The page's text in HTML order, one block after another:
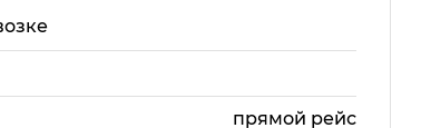
прямой рейс